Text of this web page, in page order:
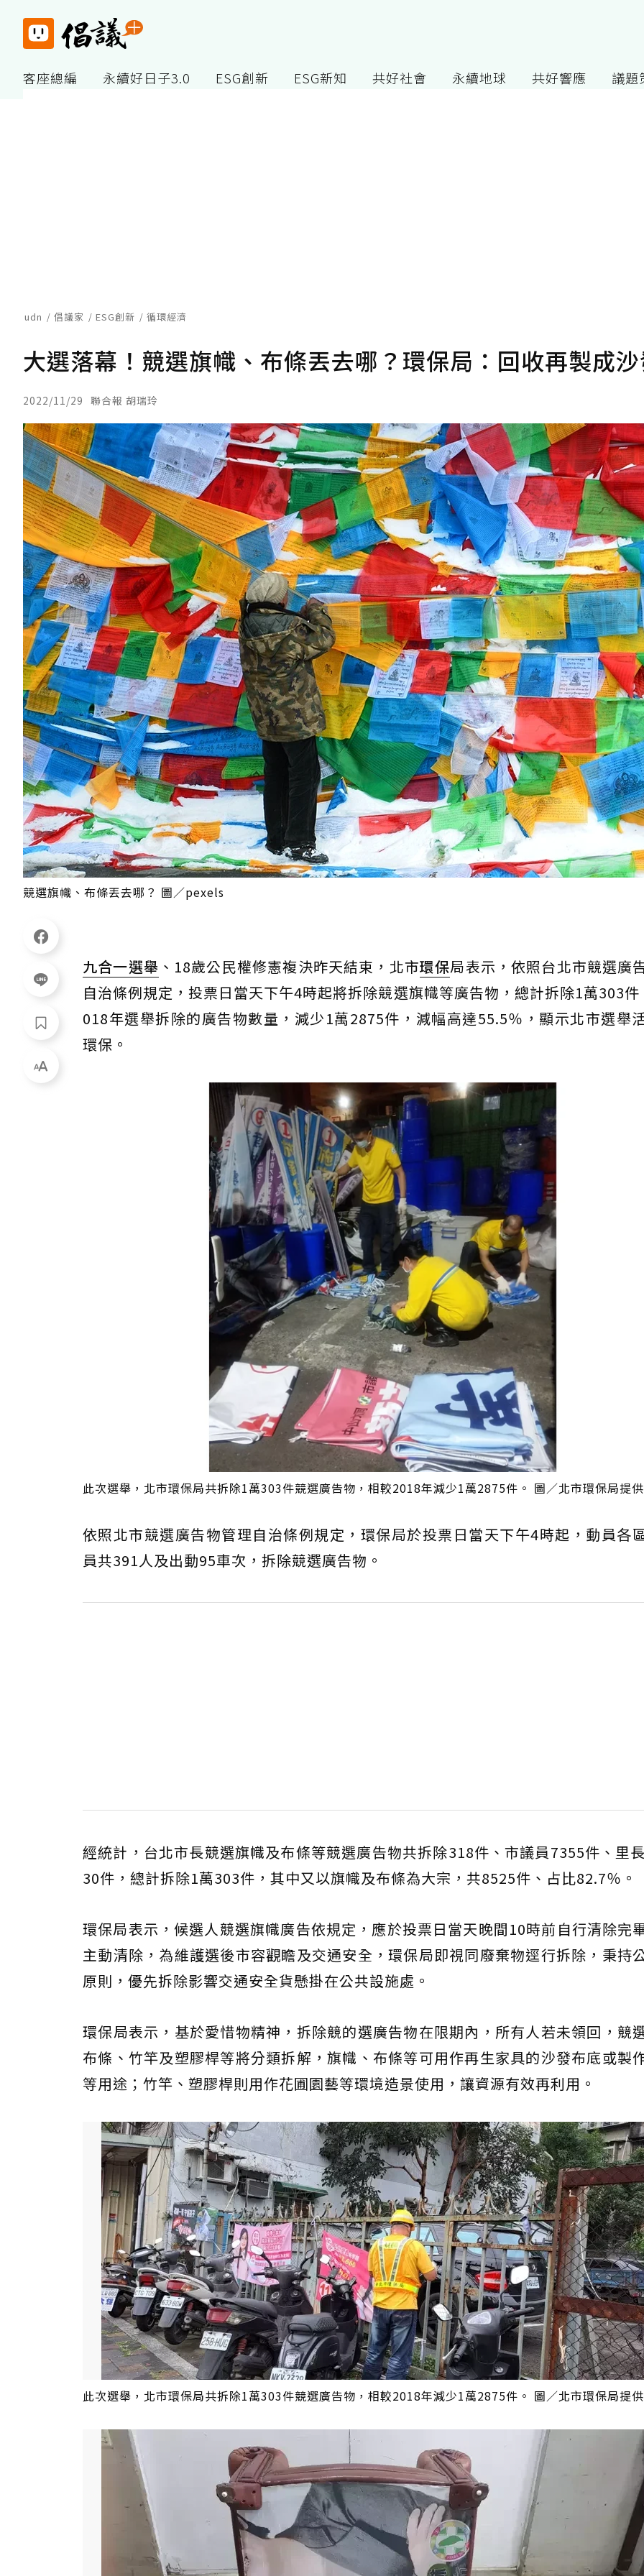
客座總編 永續好日子3.0 ESG創新 ESG新知 共好社會 永續地球 共好響應 議題
udn 倡議家 ESG創新 循環經濟
大選落幕！競選旗幟、布條丟去哪？環保局：回收再製成
2022/11/29 聯合報 胡瑞玲
競選旗幟、布條丟去哪？ 圖／pexels
九合一選舉 、18歲公民權修憲複決昨天結束，北市環保局表示，依照台北市競選廣
自治條例規定，投票日當天下午4時起將拆除競選旗幟等廣告物，總計拆除1萬303
018年選舉拆除的廣告物數量，減少1萬2875件，減幅高達55.5％，顯示北市選舉
環保。
此次選舉，北市環保局共拆除1萬303件競選廣告物，相較2018年減少1萬2875件。 圖／北市環保局提供
依照北市競選廣告物管理自治條例規定，環保局於投票日當天下午4時起，動員各
員共391人及出動95車次，拆除競選廣告物。
經統計，台北市長競選旗幟及布條等競選廣告物共拆除318件、市議員7355件、里
30件，總計拆除1萬303件，其中又以旗幟及布條為大宗，共8525件、占比82.7％。
環保局表示，候選人競選旗幟廣告依規定，應於投票日當天晚間10時前自行清除完
主動清除，為維護選後市容觀瞻及交通安全，環保局即視同廢棄物逕行拆除，秉持
原則，優先拆除影響交通安全貨懸掛在公共設施處。
環保局表示，基於愛惜物精神，拆除競的選廣告物在限期內，所有人若未領回，競
布條、竹竿及塑膠桿等將分類拆解，旗幟、布條等可用作再生家具的沙發布底或製
等用途；竹竿、塑膠桿則用作花圃園藝等環境造景使用，讓資源有效再利用。
此次選舉，北市環保局共拆除1萬303件競選廣告物，相較2018年減少1萬2875件。 圖／北市環保局提供